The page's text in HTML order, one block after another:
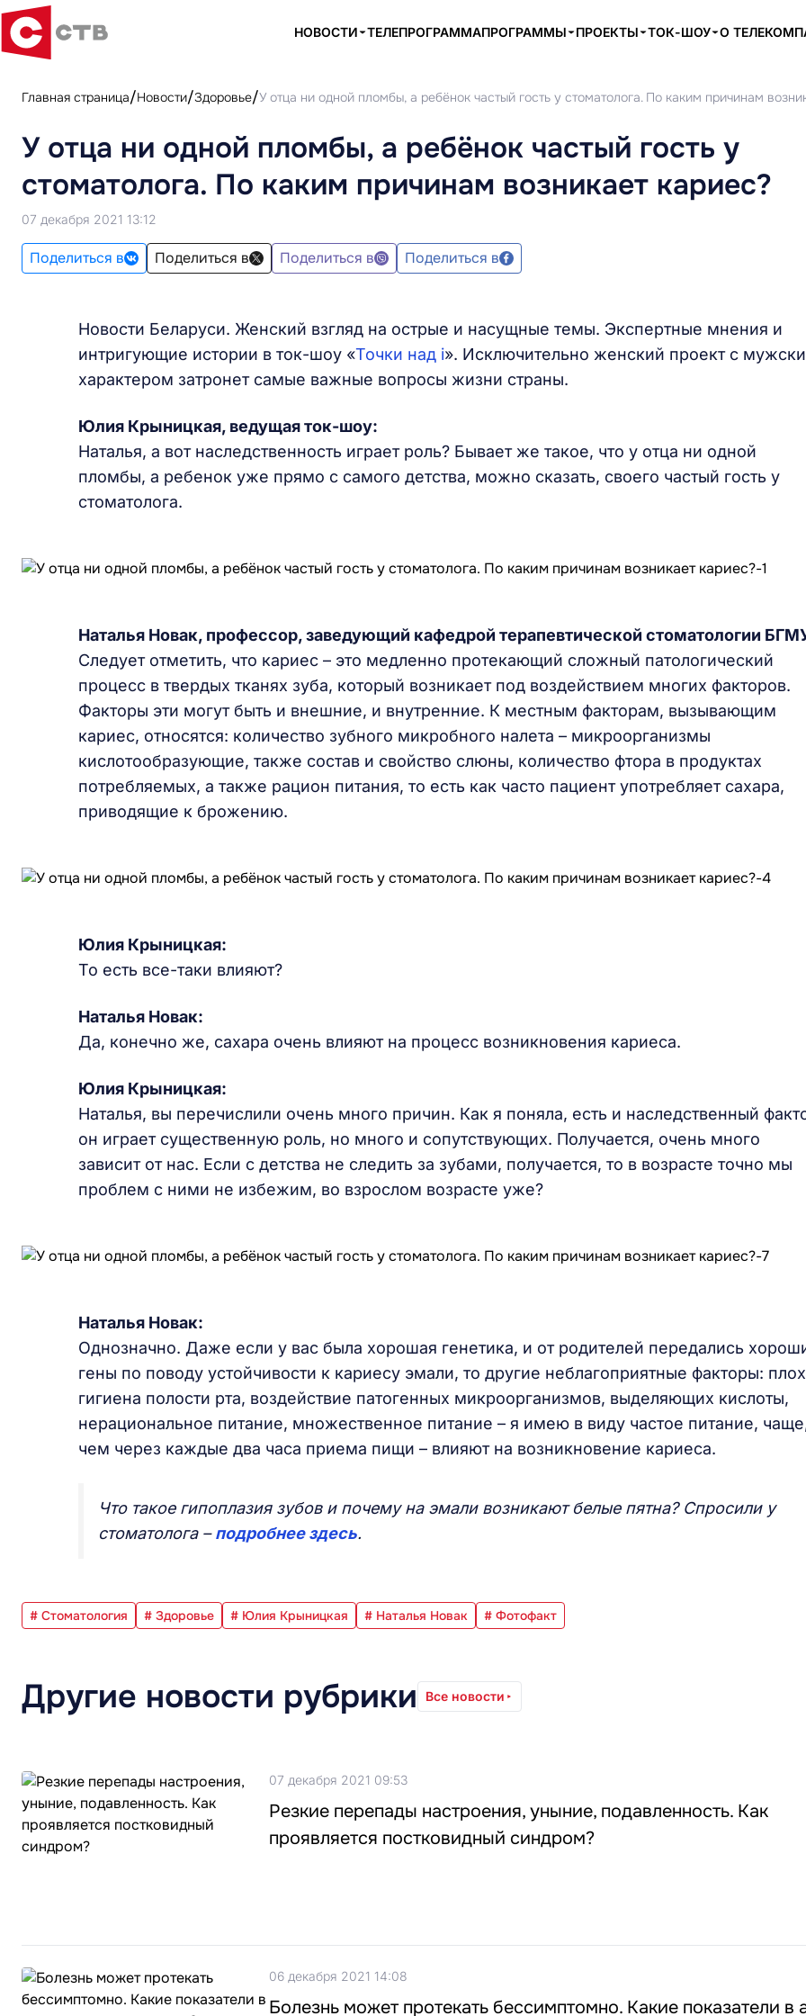
НОВОСТИ ТЕЛЕПРОГРАММАПРОГРАММЫ ПРОЕКТЫ ТОК-ШОУ О
Главная страница Новости Здоровье У отца ни одной пломбы, а ребёнок частый гость у стоматолога. По каким причинам
У отца ни одной пломбы, а ребёнок частый гость у
стоматолога. По каким причинам возникает кариес?
07 декабря 2021 13:12
Поделиться в Поделиться в Поделиться в Поделиться в
Новости Беларуси. Женский взгляд на острые и насущные темы. Экспертные мнения и
интригующие истории в ток-шоу «Точки над i». Исключительно женский проект с
характером затронет самые важные вопросы жизни страны.
Юлия Крыницкая, ведущая ток-шоу:
Наталья, а вот наследственность играет роль? Бывает же такое, что у отца ни одной
пломбы, а ребенок уже прямо с самого детства, можно сказать, своего частый гость у
стоматолога.
Наталья Новак, профессор, заведующий кафедрой терапевтической стоматологии
Следует отметить, что кариес – это медленно протекающий сложный патологический
процесс в твердых тканях зуба, который возникает под воздействием многих факторов.
Факторы эти могут быть и внешние, и внутренние. К местным факторам, вызывающим
кариес, относятся: количество зубного микробного налета – микроорганизмы
кислотообразующие, также состав и свойство слюны, количество фтора в продуктах
потребляемых, а также рацион питания, то есть как часто пациент употребляет сахара,
приводящие к брожению.
Юлия Крыницкая:
То есть все-таки влияют?
Наталья Новак:
Да, конечно же, сахара очень влияют на процесс возникновения кариеса.
Юлия Крыницкая:
Наталья, вы перечислили очень много причин. Как я поняла, есть и наследственный
он играет существенную роль, но много и сопутствующих. Получается, очень много
зависит от нас. Если с детства не следить за зубами, получается, то в возрасте точно мы
проблем с ними не избежим, во взрослом возрасте уже?
Наталья Новак:
Однозначно. Даже если у вас была хорошая генетика, и от родителей передались
гены по поводу устойчивости к кариесу эмали, то другие неблагоприятные факторы:
гигиена полости рта, воздействие патогенных микроорганизмов, выделяющих кислоты,
нерациональное питание, множественное питание – я имею в виду частое питание,
чем через каждые два часа приема пищи – влияют на возникновение кариеса.
Что такое гипоплазия зубов и почему на эмали возникают белые пятна? Спросили у
стоматолога –подробнее здесь.
# Стоматология # Здоровье # Юлия Крыницкая # Наталья Новак # Фотофакт
Другие новости рубрики Все новости
07 декабря 2021 09:53
Резкие перепады настроения, уныние, подавленность. Как
проявляется постковидный синдром?
06 декабря 2021 14:08
Болезнь может протекать бессимптомно. Какие показатели в